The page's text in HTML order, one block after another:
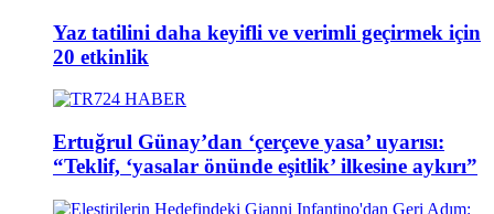
Yaz tatilini daha keyifli ve verimli geçirmek için
20 etkinlik
Ertuğrul Günay’dan ‘çerçeve yasa’ uyarısı:
“Teklif, ‘yasalar önünde eşitlik’ ilkesine aykırı”